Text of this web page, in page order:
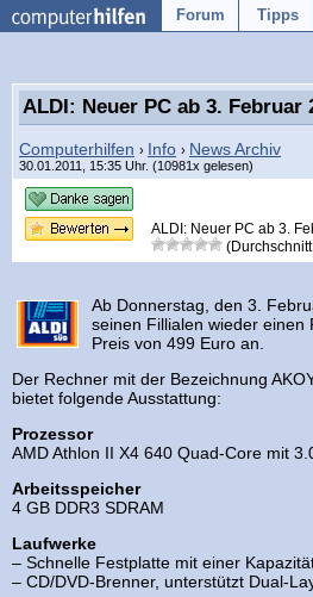
Forum Tipps
ALDI: Neuer PC ab 3. Februar
Computerhilfen › Info › News Archiv
30.01.2011, 15:35 Uhr. (10981x gelesen)
ALDI: Neuer PC ab 3.
Ab Donnerstag, den 3.
seinen Fillialen wieder einen
Preis von 499 Euro an.
Der Rechner mit der Bezeichnung
bietet folgende Ausstattung:
Prozessor
AMD Athlon II X4 640 Quad-Core mit
Arbeitsspeicher
4 GB DDR3 SDRAM
Laufwerke
– Schnelle Festplatte mit einer
– CD/DVD-Brenner, unterstützt Dual-